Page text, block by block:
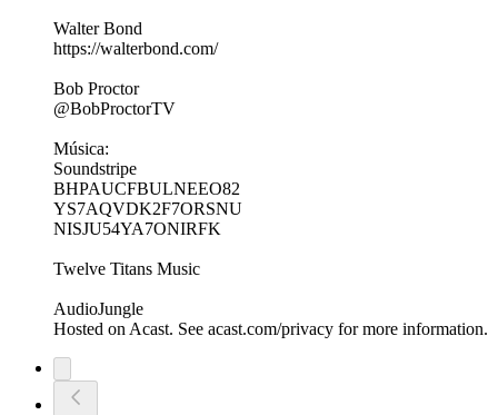
Walter Bond
https://walterbond.com/
Bob Proctor
@BobProctorTV
Música:
Soundstripe
BHPAUCFBULNEEO82
YS7AQVDK2F7ORSNU
NISJU54YA7ONIRFK
Twelve Titans Music
AudioJungle
Hosted on Acast. See acast.com/privacy for more information.